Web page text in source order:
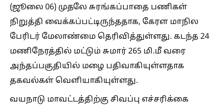
(ஜூலை 06) முதலே சுரங்கப்பாதை பணிகள்
நிறுத்தி வைக்கப்பட்டிருந்ததாக, கேரள மாநில
பேரிடர் மேலாண்மை தெரிவித்துள்ளது. கடந்த 24
மணிநேரத்தில் மட்டும் சுமார் 265 மி.மீ வரை
அந்தப்பகுதியில் மழை பதிவாகியுள்ளதாக
தகவல்கள் வெளியாகியுள்ளது.
வயநாடு மாவட்டத்திற்கு சிவப்பு எச்சரிக்கை